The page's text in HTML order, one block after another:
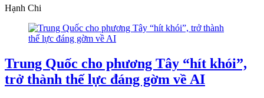
Hạnh Chi
Trung Quốc cho phương Tây “hít khói”,
trở thành thế lực đáng gờm về AI